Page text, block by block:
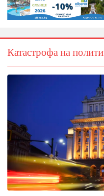
Катастрофа на